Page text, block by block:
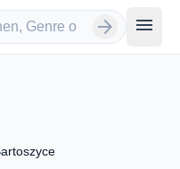
arrow_forward menu